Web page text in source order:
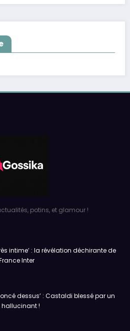
potins, et glamour !
intime’ : la révélation déchirante de
Inter
dessus’ : Castaldi blessé par un
hallucinant !